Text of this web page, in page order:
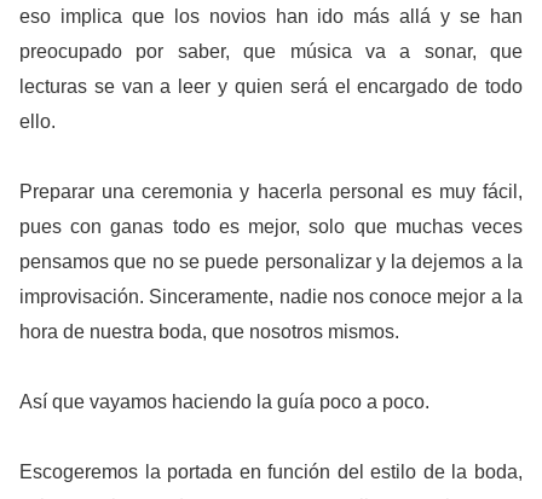
eso implica que los novios han ido más allá y se han
preocupado por saber, que música va a sonar, que
lecturas se van a leer y quien será el encargado de todo
ello.
Preparar una ceremonia y hacerla personal es muy fácil,
pues con ganas todo es mejor, solo que muchas veces
pensamos que no se puede personalizar y la dejemos a la
improvisación. Sinceramente, nadie nos conoce mejor a la
hora de nuestra boda, que nosotros mismos.
Así que vayamos haciendo la guía poco a poco.
Escogeremos la portada en función del estilo de la boda,